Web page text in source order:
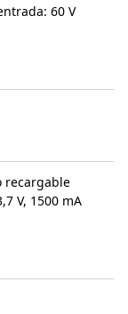
60 V
recargable
V, 1500 mA